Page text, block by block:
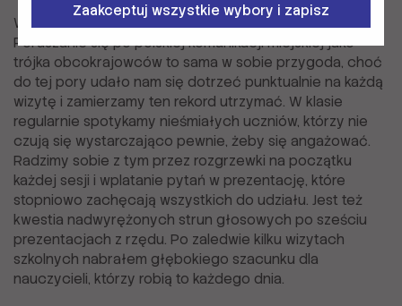
Wyzwania pojawiają się w nieoczekiwanych miejscach.
Poruszanie się po polskiej komunikacji miejskiej jako
trójka obcokrajowców to sama w sobie przygoda, choć
do tej pory udało nam się dotrzeć punktualnie na każdą
wizytę i zamierzamy ten rekord utrzymać. W klasie
regularnie spotykamy nieśmiałych uczniów, którzy nie
czują się wystarczająco pewnie, żeby się angażować.
Radzimy sobie z tym przez rozgrzewki na początku
każdej sesji i wplatanie pytań w prezentację, które
stopniowo zachęcają wszystkich do udziału. Jest też
kwestia nadwyrężonych strun głosowych po sześciu
prezentacjach z rzędu. Po zaledwie kilku wizytach
szkolnych nabrałem głębokiego szacunku dla
nauczycieli, którzy robią to każdego dnia.
Zaakceptuj wszystkie wybory i zapisz